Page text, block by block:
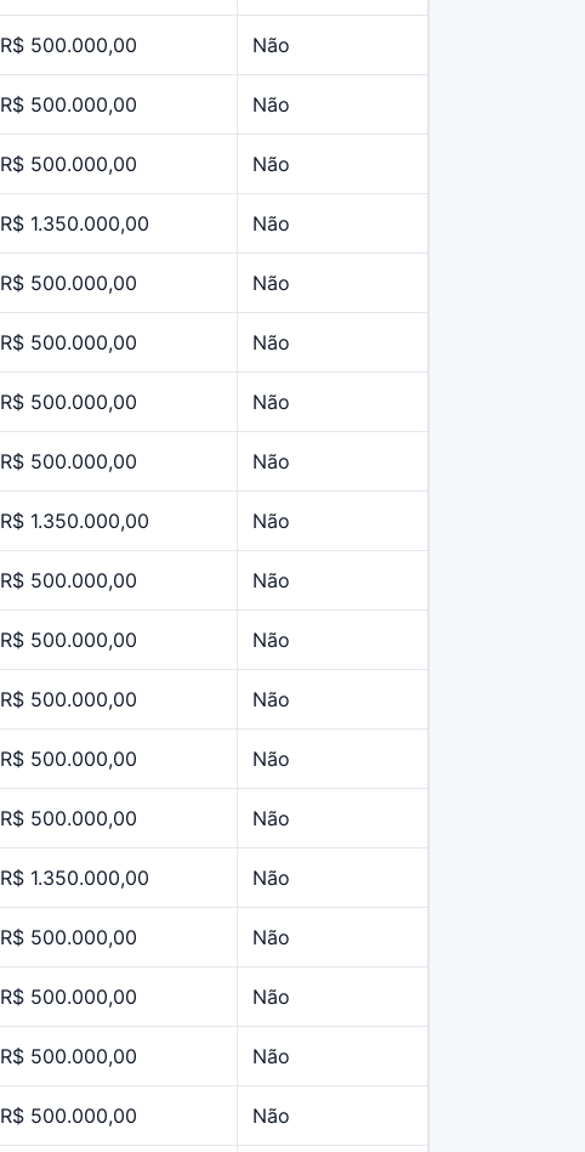
R$ 500.000,00 Não
R$ 500.000,00 Não
R$ 500.000,00 Não
R$ 1.350.000,00 Não
R$ 500.000,00 Não
R$ 500.000,00 Não
R$ 500.000,00 Não
R$ 500.000,00 Não
R$ 1.350.000,00 Não
R$ 500.000,00 Não
R$ 500.000,00 Não
R$ 500.000,00 Não
R$ 500.000,00 Não
R$ 500.000,00 Não
R$ 1.350.000,00 Não
R$ 500.000,00 Não
R$ 500.000,00 Não
R$ 500.000,00 Não
R$ 500.000,00 Não